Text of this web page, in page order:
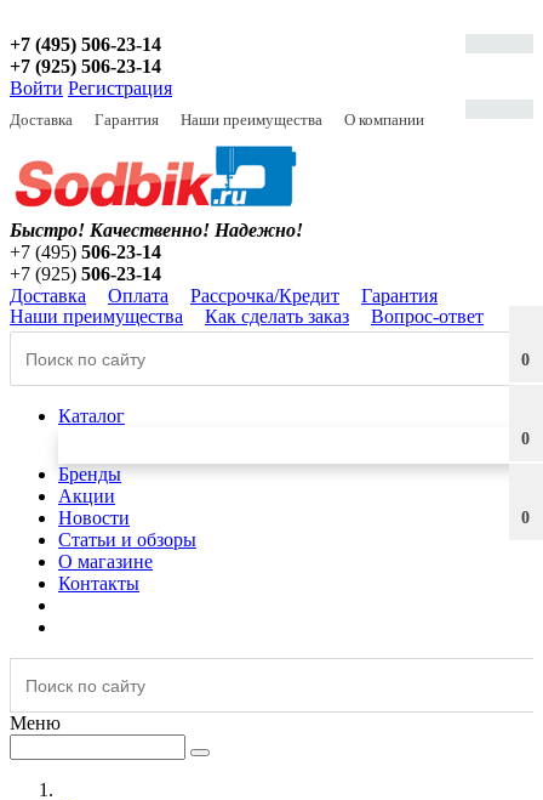
+7 (495) 506-23-14
+7 (925) 506-23-14
Войти Регистрация
Доставка Гарантия Наши преимущества О компании
0
0
0
Быстро! Качественно! Надежно!
+7 (495) 506-23-14
+7 (925) 506-23-14
Доставка
Оплата Рассрочка/Кредит
Гарантия
Наши преимущества
Как сделать заказ Вопрос-ответ
Каталог
Бренды
Акции
Новости
Статьи и обзоры
О магазине
Контакты
Меню